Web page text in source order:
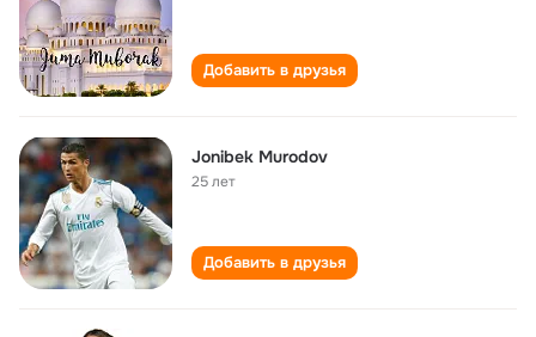
Добавить в друзья
Jonibek Murodov
25 лет
Добавить в друзья